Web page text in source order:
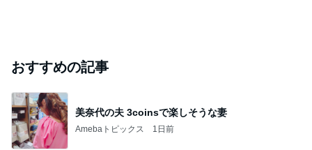
おすすめの記事
美奈代の夫 3coinsで楽しそうな妻
Amebaトピックス 1日前